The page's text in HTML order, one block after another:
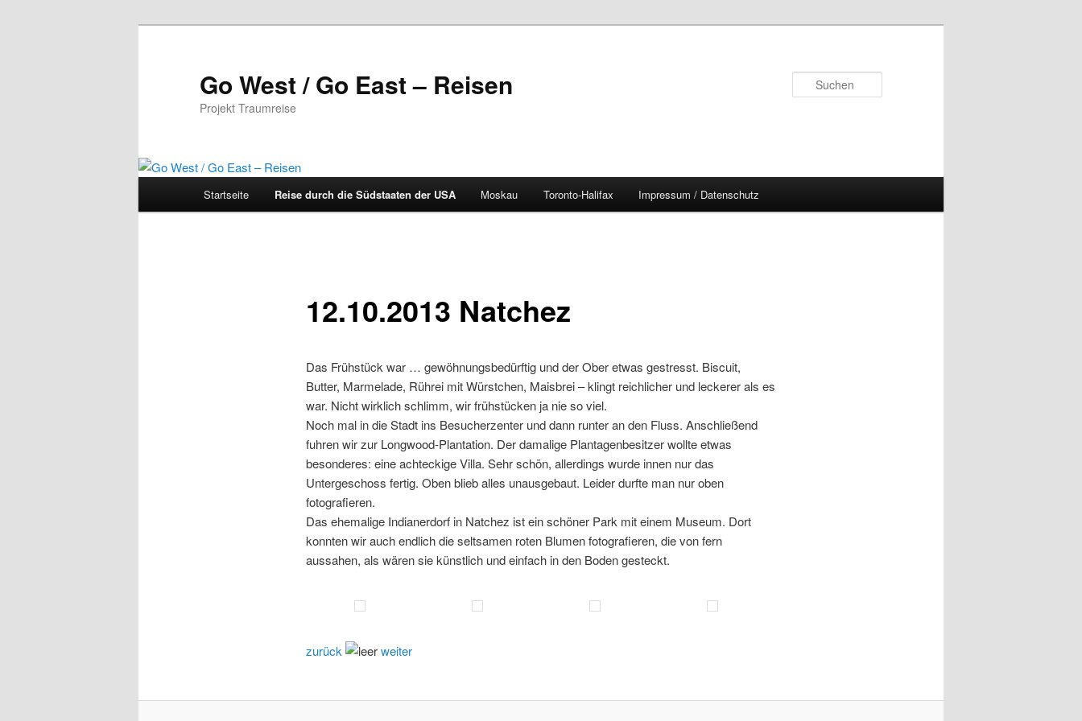
Go West / Go East – Reisen
Projekt Traumreise
Startseite Reise durch die Südstaaten der USA Moskau Toronto-Halifax Impressum / Datenschutz
12.10.2013 Natchez
Das Frühstück war … gewöhnungsbedürftig und der Ober etwas gestresst. Biscuit,
Butter, Marmelade, Rührei mit Würstchen, Maisbrei – klingt reichlicher und leckerer als es
war. Nicht wirklich schlimm, wir frühstücken ja nie so viel.
Noch mal in die Stadt ins Besucherzenter und dann runter an den Fluss. Anschließend
fuhren wir zur Longwood-Plantation. Der damalige Plantagenbesitzer wollte etwas
besonderes: eine achteckige Villa. Sehr schön, allerdings wurde innen nur das
Untergeschoss fertig. Oben blieb alles unausgebaut. Leider durfte man nur oben
fotografieren.
Das ehemalige Indianerdorf in Natchez ist ein schöner Park mit einem Museum. Dort
konnten wir auch endlich die seltsamen roten Blumen fotografieren, die von fern
aussahen, als wären sie künstlich und einfach in den Boden gesteckt.
zurück weiter